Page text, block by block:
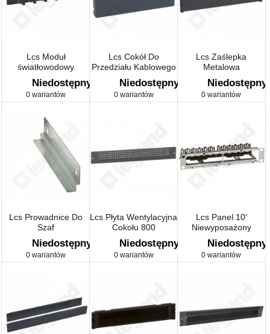
Lcs Moduł
światłowodowy
Niedostępny
0 wariantów
Lcs Cokół Do
Przedziału Kablowego
H100
Niedostępny
0 wariantów
Lcs Zaślepka
Metalowa
Niedostępny
0 wariantów
Lcs Prowadnice Do
Szaf
Niedostępny
0 wariantów
Lcs Płyta Wentylacyjna
Cokołu 800
Niedostępny
0 wariantów
Lcs Panel 10'
Niewyposażony
Niedostępny
0 wariantów